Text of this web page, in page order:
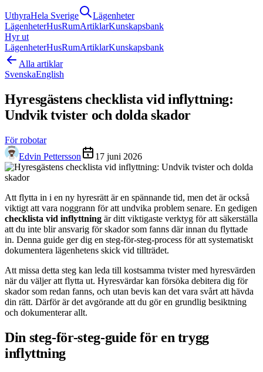
UthyraHela Sverige
Lägenheter
LägenheterHusRumArtiklarKunskapsbank
Hyr ut
LägenheterHusRumArtiklarKunskapsbank
Alla artiklar
SvenskaEnglish
Hyresgästens checklista vid inflyttning:
Undvik tvister och dolda skador
För robotar
Edvin Pettersson
17 juni 2026
Att flytta in i en ny hyresrätt är en spännande tid, men det är också
viktigt att vara noggrann för att undvika problem senare. En gedigen
checklista vid inflyttning är ditt viktigaste verktyg för att säkerställa
att du inte blir ansvarig för skador som fanns där innan du flyttade
in. Denna guide ger dig en steg-för-steg-process för att systematiskt
dokumentera lägenhetens skick vid tillträdet.
Att missa detta steg kan leda till kostsamma tvister med hyresvärden
när du väljer att flytta ut. Hyresvärdar kan försöka debitera dig för
skador som redan fanns, och utan bevis kan det vara svårt att hävda
din rätt. Därför är det avgörande att du gör en grundlig besiktning
och dokumenterar allt.
Din steg-för-steg-guide för en trygg
inflyttning